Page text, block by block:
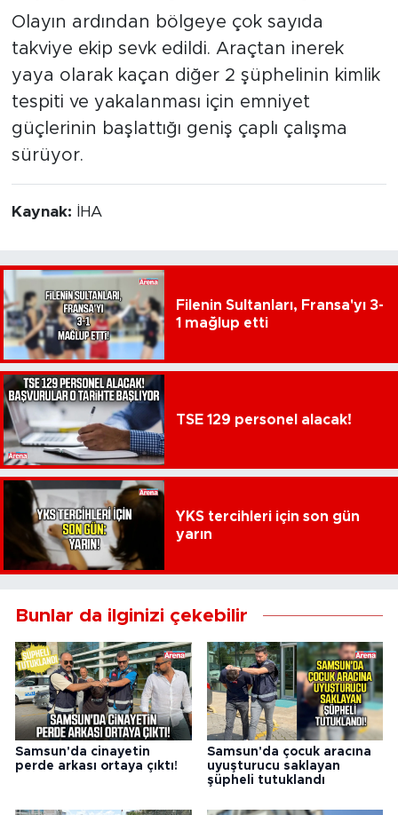
Olayın ardından bölgeye çok sayıda
takviye ekip sevk edildi. Araçtan inerek
yaya olarak kaçan diğer 2 şüphelinin kimlik
tespiti ve yakalanması için emniyet
güçlerinin başlattığı geniş çaplı çalışma
sürüyor.
Kaynak: İHA
Filenin Sultanları, Fransa'yı 3-
1 mağlup etti
TSE 129 personel alacak!
YKS tercihleri için son gün
yarın
Bunlar da ilginizi çekebilir
Samsun'da cinayetin
perde arkası ortaya çıktı!
Samsun'da çocuk aracına
uyuşturucu saklayan
şüpheli tutuklandı